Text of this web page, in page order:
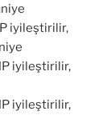
iyileştirilir,
iyileştirilir,
iyileştirilir,